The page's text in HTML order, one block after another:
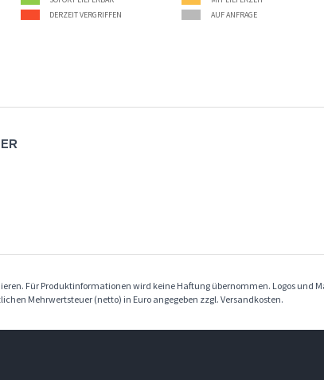
DERZEIT VERGRIFFEN
AUF ANFRAGE
Für Produktinformationen wird keine Haftung übernommen. Logos und
Mehrwertsteuer (netto) in Euro angegeben zzgl. Versandkosten.